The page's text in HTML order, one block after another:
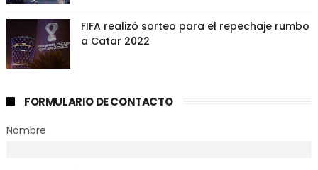
FIFA realizó sorteo para el repechaje rumbo
a Catar 2022
FORMULARIO DE CONTACTO
Nombre